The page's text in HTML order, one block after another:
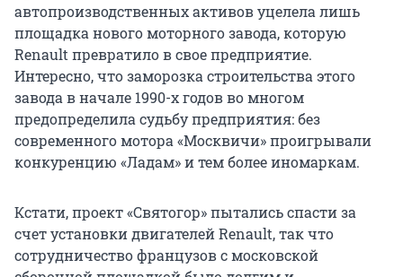
автопроизводственных активов уцелела лишь
площадка нового моторного завода, которую
Renault превратило в свое предприятие.
Интересно, что заморозка строительства этого
завода в начале 1990-х годов во многом
предопределила судьбу предприятия: без
современного мотора «Москвичи» проигрывали
конкуренцию «Ладам» и тем более иномаркам.
Кстати, проект «Святогор» пытались спасти за
счет установки двигателей Renault, так что
сотрудничество французов с московской